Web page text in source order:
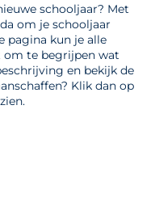
schooljaar? Met
om je schooljaar
pagina kun je alle
te begrijpen wat
en bekijk de
Klik dan op